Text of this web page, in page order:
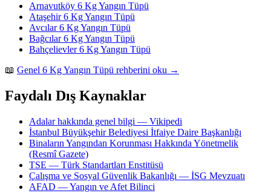
Arnavutköy 6 Kg Yangın Tüpü
Ataşehir 6 Kg Yangın Tüpü
Avcılar 6 Kg Yangın Tüpü
Bağcılar 6 Kg Yangın Tüpü
Bahçelievler 6 Kg Yangın Tüpü
📖 Genel 6 Kg Yangın Tüpü rehberini oku →
Faydalı Dış Kaynaklar
Adalar hakkında genel bilgi — Vikipedi
İstanbul Büyükşehir Belediyesi İtfaiye Daire Başkanlığı
Binaların Yangından Korunması Hakkında Yönetmelik
(Resmî Gazete)
TSE — Türk Standartları Enstitüsü
Çalışma ve Sosyal Güvenlik Bakanlığı — İSG Mevzuatı
AFAD — Yangın ve Afet Bilinci